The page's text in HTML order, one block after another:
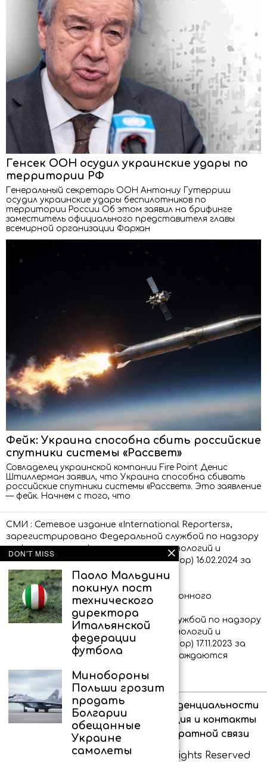
Генсек ООН осудил украинские удары по
территории РФ
Генеральный секретарь ООН Антониу Гутерриш
осудил украинские удары беспилотников по
территории России Об этом заявил на брифинге
заместитель официального представителя главы
всемирной организации Фархан
Фейк: Украина способна сбить российские
спутники системы «Рассвет»
Совладелец украинской компании Fire Point Денис
Штиллерман заявил, что Украина способна сбивать
российские спутники системы «Рассвет». Это заявление
— фейк. Начнем с того, что
СМИ : Сетевое издание «International Reporters»,
зарегистрировано Федеральной службой по надзору
в сфере связи, информационных технологий и
массовых коммуникаций (Роскомнадзор) 16.02.2024 за
номером ЭЛ № ФС 77 – 86873.
Сообщения и материалы информационного
агентства «International Reporters»
(зарегистрировано Федеральной службой по надзору
в сфере связи, информационных технологий и
массовых коммуникаций (Роскомнадзор) 17.11.2023 за
номером ИА № ФС 77 – 86339) сопровождаются
Об агентстве Политика конфиденциальности
Право на цитирование
Редакция и контакты
Для аудитории 18+
Форма обратной связи
Copyright © IR-PRESS. 2026. All Rights Reserved
DON'T MISS
Паоло Мальдини
покинул пост
технического
директора
Итальянской
федерации
футбола
Минобороны
Польши грозит
продать
Болгарии
обещанные
Украине
самолеты